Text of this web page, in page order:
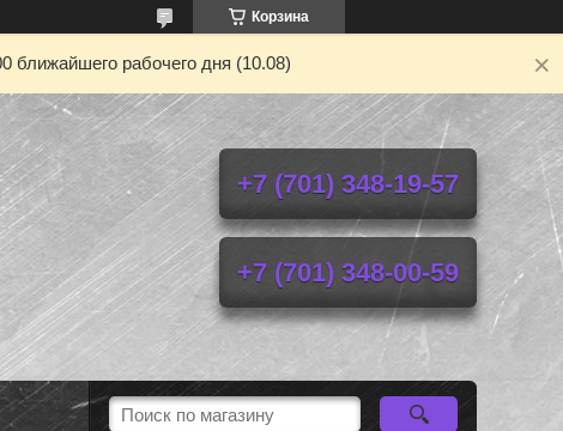
Корзина
ближайшего рабочего дня (10.08)
+7 (701) 348-19-57
+7 (701) 348-00-59